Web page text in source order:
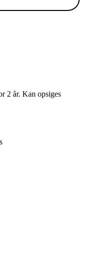
2 år. Kan opsiges